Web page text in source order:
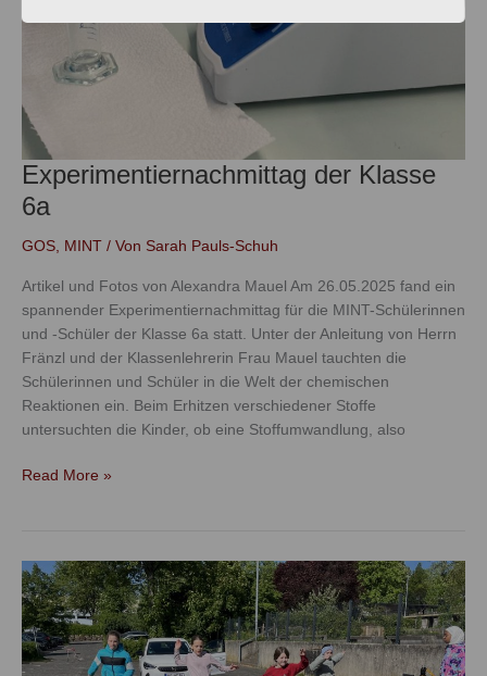
Experimentiernachmittag der Klasse
6a
GOS, MINT / Von Sarah Pauls-Schuh
Artikel und Fotos von Alexandra Mauel Am 26.05.2025 fand ein
spannender Experimentiernachmittag für die MINT-Schülerinnen
und -Schüler der Klasse 6a statt. Unter der Anleitung von Herrn
Fränzl und der Klassenlehrerin Frau Mauel tauchten die
Schülerinnen und Schüler in die Welt der chemischen
Reaktionen ein. Beim Erhitzen verschiedener Stoffe
untersuchten die Kinder, ob eine Stoffumwandlung, also
Read More »
Achtung
Auto
2.0:
Die
ADAC-